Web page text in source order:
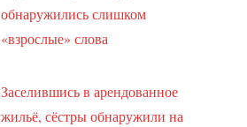
обнаружились слишком
«взрослые» слова
Заселившись в арендованное
жильё, сёстры обнаружили на